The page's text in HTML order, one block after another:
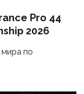
Pro 44
2026
по